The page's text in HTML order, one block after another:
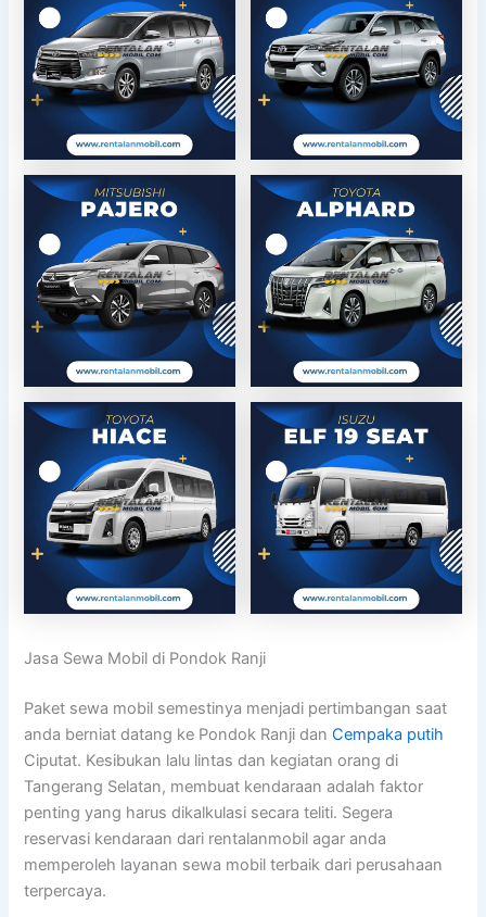
Jasa Sewa Mobil di Pondok Ranji
Paket sewa mobil semestinya menjadi pertimbangan saat
anda berniat datang ke Pondok Ranji danCempaka putih
Ciputat. Kesibukan lalu lintas dan kegiatan orang di
Tangerang Selatan, membuat kendaraan adalah faktor
penting yang harus dikalkulasi secara teliti. Segera
reservasi kendaraan dari rentalanmobil agar anda
memperoleh layanan sewa mobil terbaik dari perusahaan
terpercaya.